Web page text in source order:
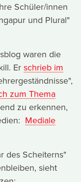
Schüler/innen
und Plural"
waren die
Er schrieb im
zum Thema
zu erkennen,
Mediale
des Scheiterns"
sieht